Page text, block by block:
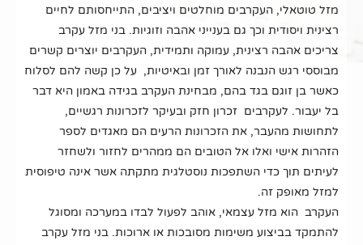
מזל טוטאלי, העקרבים מוחלטים ויציבים, התייחסותם לחיים
רצינית ויסודית וכך גם בענייני אהבה וזוגיות. בני מזל עקרב
צריכים אהבה רצינית, עמוקה ותמידית, העקרבים יוצרים קשרים
מבוססי רגש הנבנה לאורך זמן ובאיטיות, על כן קשה להם לסלוח
כאשר בן זוגם בגד בהם, מבחינת העקרב בגידה באמון היא דבר
בל יעבור. לעקרבים זכרון חזק ובעיקר לזכרונות רגשיים,
לתחושות מהעבר, את הזכרונות הרעים הם מאגדים לספר
הזהרות אישי ואלו אל הטובים הם ממהרים לחזור ולשחזר
לעיתים תוך כדי השתפכות נוסטלגית מתקתה אשר אינה טיפוסית
למזל מאופק זה.
העקרב הוא מזל עצמאי, אוהב לפעול לבדו במערכה ומסוגל
להתמקד בביצוע משימות מסובכות או ארוכות. בני מזל עקרב